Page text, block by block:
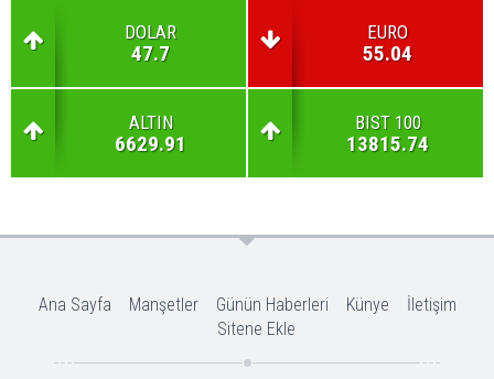
DOLAR
47.7
EURO
55.04
ALTIN
6629.91
BIST 100
13815.74
Ana Sayfa Manşetler Günün Haberleri Künye
İletişim
Sitene Ekle